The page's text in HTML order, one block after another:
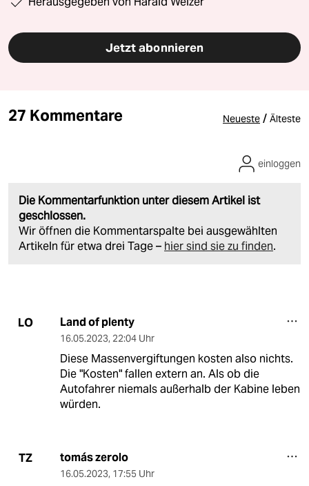
Jetzt abonnieren
27 Kommentare Neueste / Älteste
Die Kommentarfunktion unter diesem Artikel ist
geschlossen.
Wir öffnen die Kommentarspalte bei ausgewählten
Artikeln für etwa drei Tage – hier sind sie zu finden.
einloggen
LO Land of plenty
16.05.2023, 22:04 Uhr
Diese Massenvergiftungen kosten also nichts.
Die "Kosten" fallen extern an. Als ob die
Autofahrer niemals außerhalb der Kabine leben
würden.
TZ tomás zerolo
16.05.2023, 17:55 Uhr